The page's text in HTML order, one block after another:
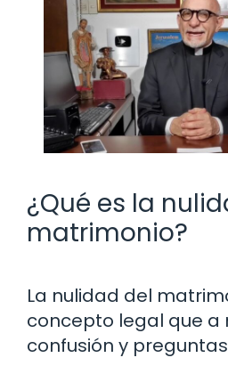
¿Qué es la
matrimonio?
La nulidad del
concepto legal que a
confusión y